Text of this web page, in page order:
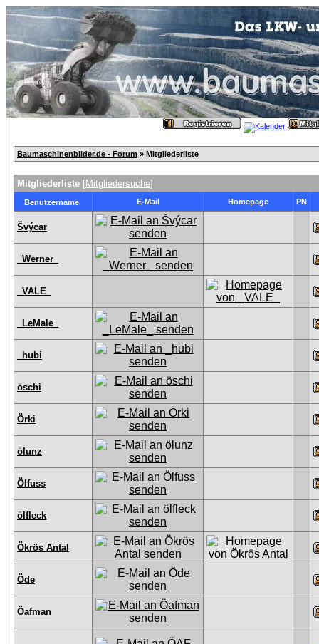
Baumaschinenbilder.de - Forum » Mitgliederliste
Mitgliederliste [Mitgliedersuche]
Benutzername E-Mail Homepage PN
Švýcar
_Werner_
_VALE_
_LeMale_
_hubi
öschi
Örki
ölunz
Ölfuss
ölfleck
Ökrös Antal
Öde
Öafman